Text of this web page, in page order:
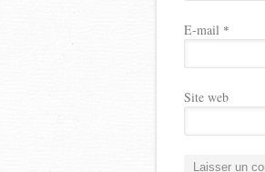
E-mail *
Site web